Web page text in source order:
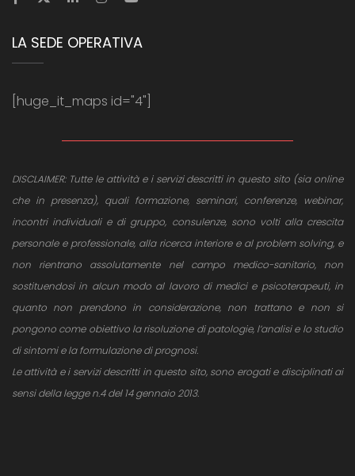
LA SEDE OPERATIVA
[huge_it_maps id="4"]
DISCLAIMER: Tutte le attività e i servizi descritti in questo sito (sia online
che in presenza), quali formazione, seminari, conferenze, webinar,
incontri individuali e di gruppo, consulenze, sono volti alla crescita
personale e professionale, alla ricerca interiore e al problem solving, e
non rientrano assolutamente nel campo medico-sanitario, non
sostituendosi in alcun modo al lavoro di medici e psicoterapeuti, in
quanto non prendono in considerazione, non trattano e non si
pongono come obiettivo la risoluzione di patologie, l’analisi e lo studio
di sintomi e la formulazione di prognosi.
Le attività e i servizi descritti in questo sito, sono erogati e disciplinati ai
sensi della legge n.4 del 14 gennaio 2013.